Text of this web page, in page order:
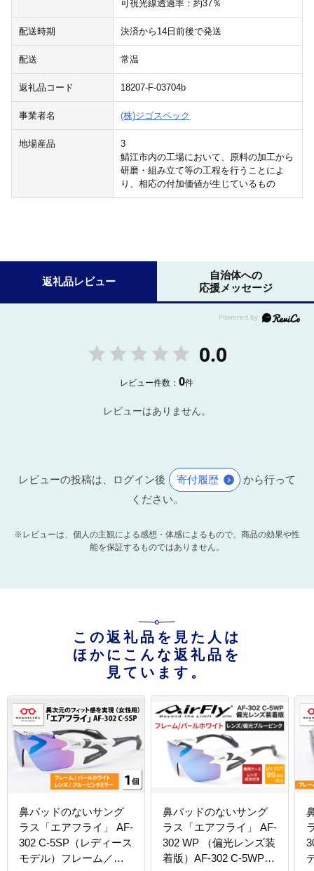
可視光線透過率：約37％
配送時期 決済から14日前後で発送
配送 常温
返礼品コード 18207-F-03704b
事業者名 (株)ジゴスペック
地場産品
3
鯖江市内の工場において、原料の加工から
研磨・組み立て等の工程を行うことによ
り、相応の付加価値が生じているもの
返礼品レビュー
自治体への
応援メッセージ
0.0
レビュー件数：0件
レビューはありません。
レビューの投稿は、ログイン後 寄付履歴
から行って
ください。
※レビューは、個人の主観による感想・体感によるもので、商品の効果や性
能を保証するものではありません。
この返礼品を見た人は
ほかにこんな返礼品を
見ています。
鼻パッドのないサング
ラス「エアフライ」 AF-
302 C-5SP（レディース
モデル）フレーム／パ
鼻パッドのないサング
ラス「エアフライ」 AF-
302 WP （偏光レンズ装
着版）AF-302 C-5WP